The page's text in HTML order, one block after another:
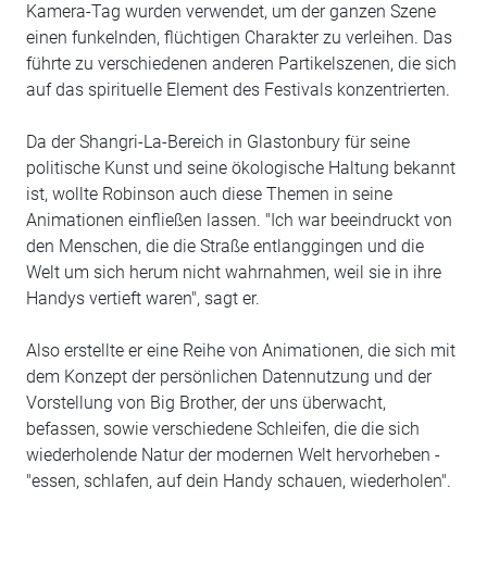
Kamera-Tag wurden verwendet, um der ganzen Szene
einen funkelnden, flüchtigen Charakter zu verleihen. Das
führte zu verschiedenen anderen Partikelszenen, die sich
auf das spirituelle Element des Festivals konzentrierten.
Da der Shangri-La-Bereich in Glastonbury für seine
politische Kunst und seine ökologische Haltung bekannt
ist, wollte Robinson auch diese Themen in seine
Animationen einfließen lassen. "Ich war beeindruckt von
den Menschen, die die Straße entlanggingen und die
Welt um sich herum nicht wahrnahmen, weil sie in ihre
Handys vertieft waren", sagt er.
Also erstellte er eine Reihe von Animationen, die sich mit
dem Konzept der persönlichen Datennutzung und der
Vorstellung von Big Brother, der uns überwacht,
befassen, sowie verschiedene Schleifen, die die sich
wiederholende Natur der modernen Welt hervorheben -
"essen, schlafen, auf dein Handy schauen, wiederholen".